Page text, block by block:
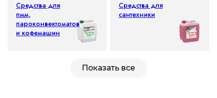
Средства для
пмм,
пароконвектоматов
и кофемашин
Средства для
сантехники
Показать все